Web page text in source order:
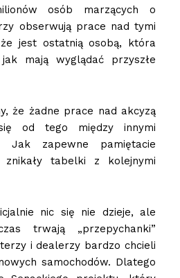
osób marzących o
obserwują prace nad tymi
że jest ostatnią osobą, która
mają wyglądać przyszłe
że żadne prace nad akcyzą
od tego między innymi
Jak zapewne pamiętacie
tabelki z kolejnymi
nic się nie dzieje, ale
trwają „przepychanki”
i dealerzy bardzo chcieli
samochodów. Dlatego